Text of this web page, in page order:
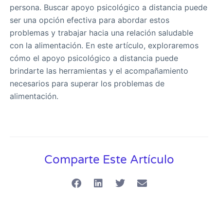
persona. Buscar apoyo psicológico a distancia puede
ser una opción efectiva para abordar estos
problemas y trabajar hacia una relación saludable
con la alimentación. En este artículo, exploraremos
cómo el apoyo psicológico a distancia puede
brindarte las herramientas y el acompañamiento
necesarios para superar los problemas de
alimentación.
Comparte Este Artículo